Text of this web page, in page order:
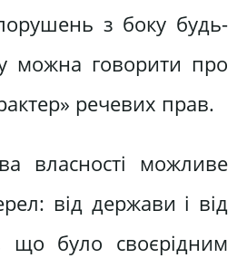
з боку будь-
можна говорити про
речевих прав.
власності можливе
від держави і від
що було своєрідним